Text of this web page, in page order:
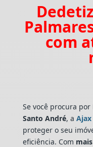
com
Se você procura por
Santo André, a Ajax
proteger o seu
eficiência. Com